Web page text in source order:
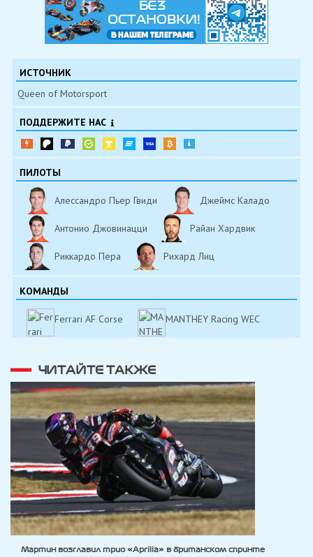
ИСТОЧНИК
Queen of Motorsport
ПОДДЕРЖИТЕ НАС
ПИЛОТЫ
Алессандро Пьер Гвиди Джеймс Каладо
Антонио Джовинацци Райан Хардвик
Риккардо Пера Рихард Лиц
КОМАНДЫ
Ferrari AF Corse MANTHEY Racing WEC
ЧИТАЙТЕ ТАКЖЕ
Мартин возглавил трио «Aprilia» в британском спринте